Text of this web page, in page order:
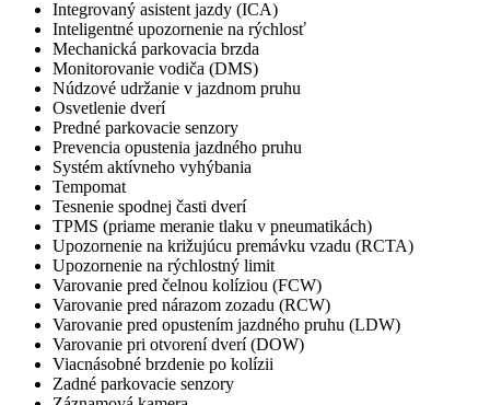
Integrovaný asistent jazdy (ICA)
Inteligentné upozornenie na rýchlosť
Mechanická parkovacia brzda
Monitorovanie vodiča (DMS)
Núdzové udržanie v jazdnom pruhu
Osvetlenie dverí
Predné parkovacie senzory
Prevencia opustenia jazdného pruhu
Systém aktívneho vyhýbania
Tempomat
Tesnenie spodnej časti dverí
TPMS (priame meranie tlaku v pneumatikách)
Upozornenie na križujúcu premávku vzadu (RCTA)
Upozornenie na rýchlostný limit
Varovanie pred čelnou kolíziou (FCW)
Varovanie pred nárazom zozadu (RCW)
Varovanie pred opustením jazdného pruhu (LDW)
Varovanie pri otvorení dverí (DOW)
Viacnásobné brzdenie po kolízii
Zadné parkovacie senzory